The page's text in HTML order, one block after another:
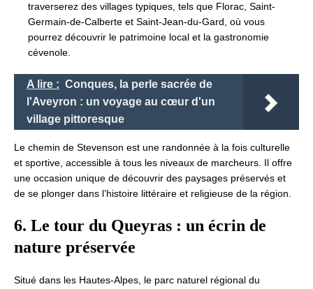
traverserez des villages typiques, tels que Florac, Saint-
Germain-de-Calberte et Saint-Jean-du-Gard, où vous
pourrez découvrir le patrimoine local et la gastronomie
cévenole.
A lire : Conques, la perle sacrée de
l'Aveyron : un voyage au cœur d'un
village pittoresque
Le chemin de Stevenson est une randonnée à la fois culturelle
et sportive, accessible à tous les niveaux de marcheurs. Il offre
une occasion unique de découvrir des paysages préservés et
de se plonger dans l’histoire littéraire et religieuse de la région.
6. Le tour du Queyras : un écrin de
nature préservée
Situé dans les Hautes-Alpes, le parc naturel régional du